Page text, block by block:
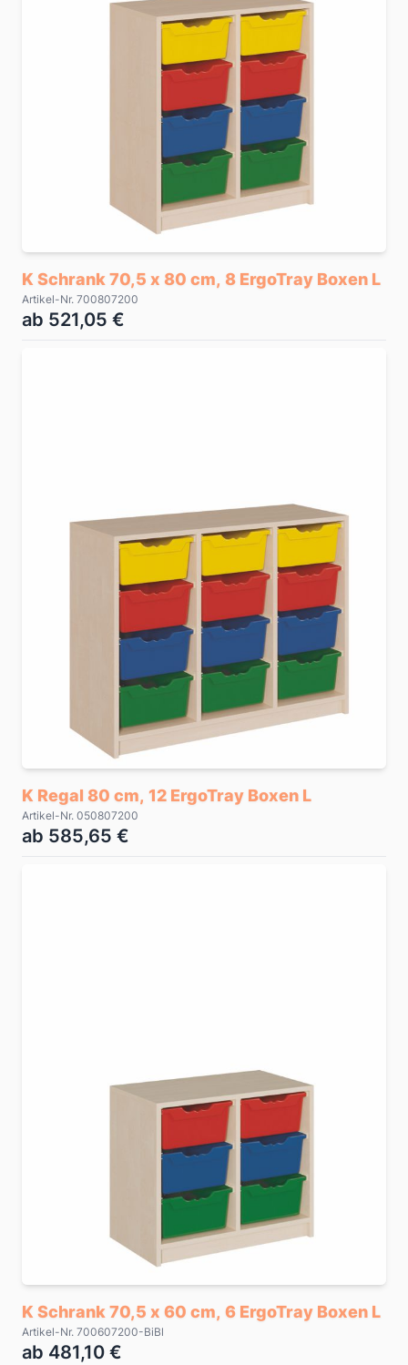
K Schrank 70,5 x 80 cm, 8 ErgoTray Boxen L
Artikel-Nr. 700807200
ab 521,05 €
K Regal 80 cm, 12 ErgoTray Boxen L
Artikel-Nr. 050807200
ab 585,65 €
K Schrank 70,5 x 60 cm, 6 ErgoTray Boxen L
Artikel-Nr. 700607200-BiBl
ab 481,10 €